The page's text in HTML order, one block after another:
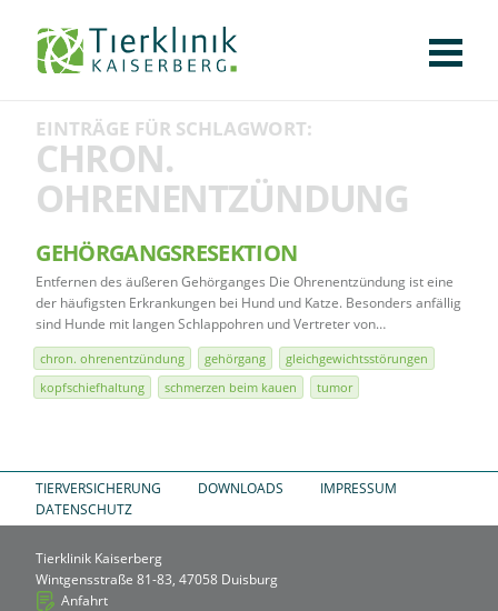
KLINIK
CHIRURGIE
AUGENHEILKUNDE
KARDIOLOGIE
BILDGEBUNG
INNERE MEDIZIN
WEITERE
AKTUELLES
KARRIERE
VERANSTALTUNGEN
PUBLIKATIONEN
DOWNLOADS
LEXIKON
KONTAKT
Tierklinik
Kaiserberg
EINTRÄGE FÜR SCHLAGWORT:
CHRON.
OHRENENTZÜNDUNG
GEHÖRGANGSRESEKTION
Entfernen des äußeren Gehörganges Die Ohrenentzündung ist eine
der häufigsten Erkrankungen bei Hund und Katze. Besonders anfällig
sind Hunde mit langen Schlappohren und Vertreter von…
chron. ohrenentzündung gehörgang
gleichgewichtsstörungen
kopfschiefhaltung
schmerzen beim kauen tumor
TIERVERSICHERUNG DOWNLOADS
IMPRESSUM
DATENSCHUTZ
Tierklinik Kaiserberg
Wintgensstraße 81-83, 47058 Duisburg
Anfahrt